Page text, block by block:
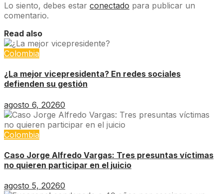
Lo siento, debes estar conectado para publicar un
comentario.
Read also
Colombia
¿La mejor vicepresidenta? En redes sociales
defienden su gestión
agosto 6, 20260
Colombia
Caso Jorge Alfredo Vargas: Tres presuntas víctimas
no quieren participar en el juicio
agosto 5, 20260